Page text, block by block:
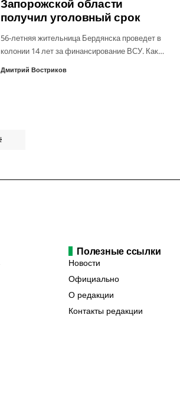
Запорожской области
получил уголовный срок
56-летняя жительница Бердянска проведет в
колонии 14 лет за финансирование ВСУ. Как…
Дмитрий Востриков
Полезные ссылки
Новости
Официально
О редакции
Контакты редакции